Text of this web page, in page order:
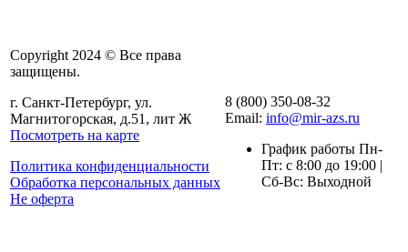
Copyright 2024 © Все права
защищены.
г. Санкт-Петербург, ул.
Магнитогорская, д.51, лит Ж
Посмотреть на карте
Политика конфиденциальности
Обработка персональных данных
Не оферта
8 (800) 350-08-32
Email: info@mir-azs.ru
График работы Пн-
Пт: с 8:00 до 19:00 |
Сб-Вс: Выходной